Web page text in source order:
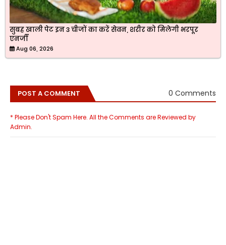
सुबह खाली पेट इन 3 चीजों का करें सेवन, शरीर को मिलेगी भरपूर
एनर्जी
Aug 06, 2026
POST A COMMENT 0 Comments
* Please Don't Spam Here. All the Comments are Reviewed by
Admin.